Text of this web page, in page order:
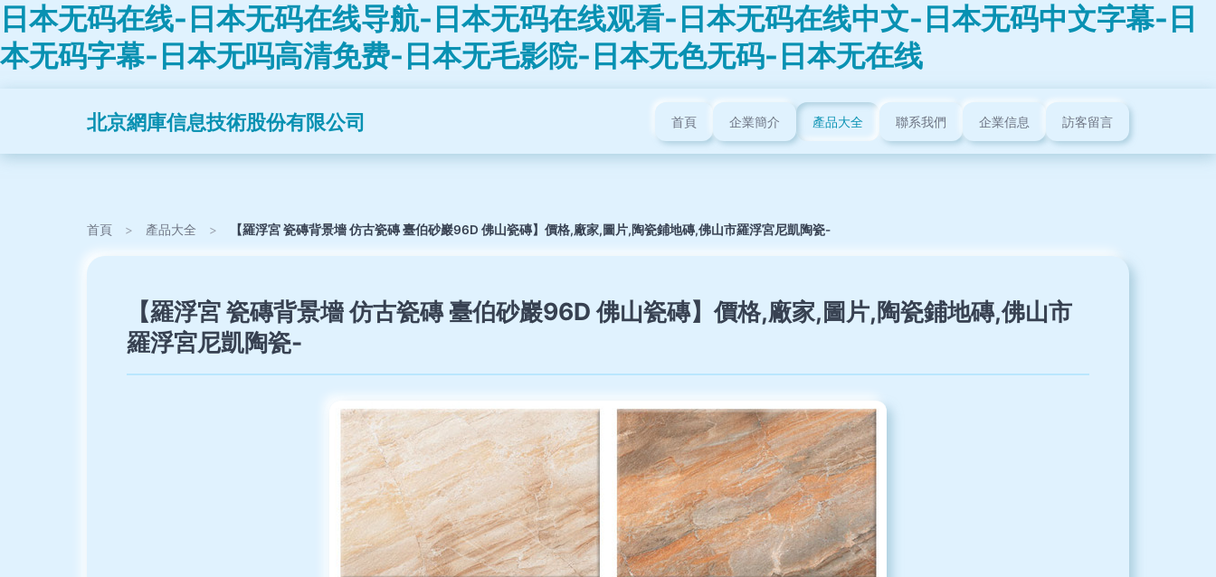
日本无码在线-日本无码在线导航-日本无码在线观看-日本无码在线中文-日本无码中文字幕-日
本无码字幕-日本无吗高清免费-日本无毛影院-日本无色无码-日本无在线
北京網庫信息技術股份有限公司 首頁 企業簡介 產品大全 聯系我們 企業信息 訪客留言
首頁 > 產品大全 > 【羅浮宮 瓷磚背景墻 仿古瓷磚 臺伯砂巖96D 佛山瓷磚】價格,廠家,圖片,陶瓷鋪地磚,佛山市羅浮宮尼凱陶瓷-
【羅浮宮 瓷磚背景墻 仿古瓷磚 臺伯砂巖96D 佛山瓷磚】價格,廠家,圖片,陶瓷鋪地磚,佛山市
羅浮宮尼凱陶瓷-